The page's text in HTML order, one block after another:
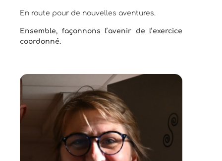
En route pour de nouvelles aventures.
Ensemble, façonnons l’avenir de l’exercice
coordonné.